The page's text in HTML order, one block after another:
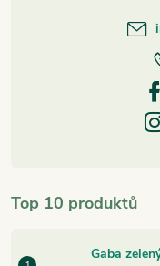
Top 10 produktů
Gaba